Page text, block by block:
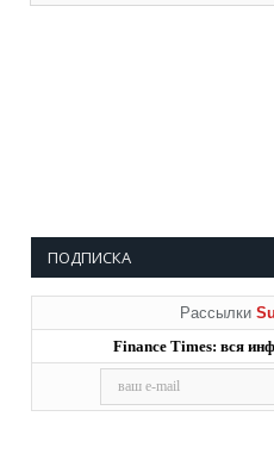
ПОДПИСКА
Рассылки
Finance Times: вся